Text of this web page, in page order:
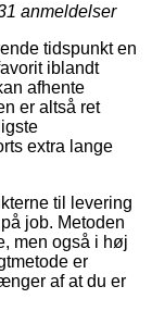
anmeldelser
tidspunkt en
iblandt
afhente
er altså ret
extra lange
til levering
job. Metoden
men også i høj
er
af at du er